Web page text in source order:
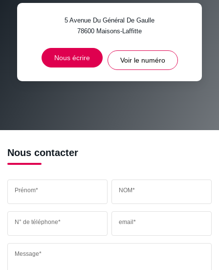
PART DES MÉNAGES SANS
VOITURE
DISTANCE DE L'AÉROPORT : SUPERFICIE :
RÉSULTATS DES LYCÉES
5 Avenue Du Général De Gaulle
78600 Maisons-Laffitte
Nous écrire Voir le numéro
Nous contacter
Prénom* NOM*
N° de téléphone* email*
Message*